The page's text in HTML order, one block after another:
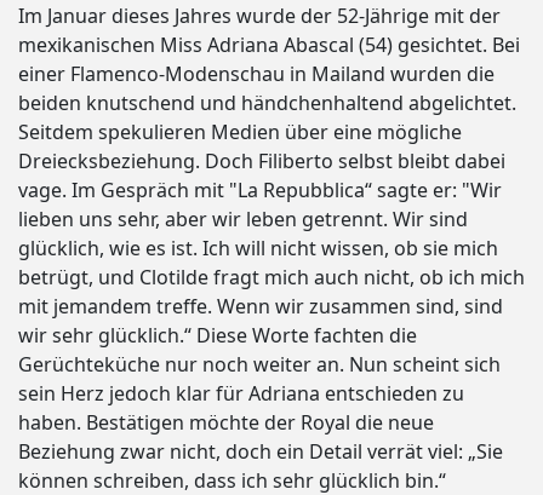
Im Januar dieses Jahres wurde der 52-Jährige mit der
mexikanischen Miss Adriana Abascal (54) gesichtet. Bei
einer Flamenco-Modenschau in Mailand wurden die
beiden knutschend und händchenhaltend abgelichtet.
Seitdem spekulieren Medien über eine mögliche
Dreiecksbeziehung. Doch Filiberto selbst bleibt dabei
vage. Im Gespräch mit "La Repubblica“ sagte er: "Wir
lieben uns sehr, aber wir leben getrennt. Wir sind
glücklich, wie es ist. Ich will nicht wissen, ob sie mich
betrügt, und Clotilde fragt mich auch nicht, ob ich mich
mit jemandem treffe. Wenn wir zusammen sind, sind
wir sehr glücklich.“ Diese Worte fachten die
Gerüchteküche nur noch weiter an. Nun scheint sich
sein Herz jedoch klar für Adriana entschieden zu
haben. Bestätigen möchte der Royal die neue
Beziehung zwar nicht, doch ein Detail verrät viel: „Sie
können schreiben, dass ich sehr glücklich bin.“